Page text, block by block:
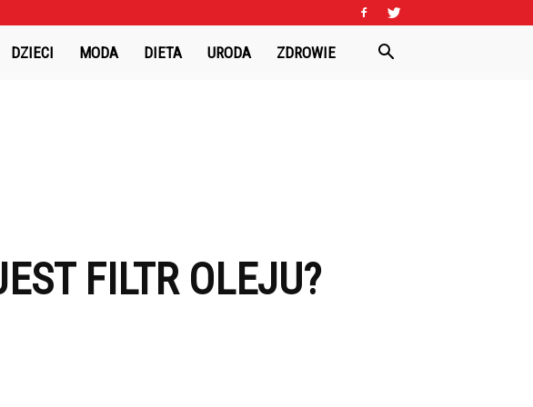
DZIECI MODA DIETA URODA ZDROWIE
FILTR OLEJU?